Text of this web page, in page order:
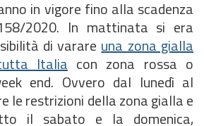
in vigore fino alla scadenza
2020. In mattinata si era
di varare una zona gialla
Italia con zona rossa o
end. Ovvero dal lunedì al
le restrizioni della zona gialla e
il sabato e la domenica,